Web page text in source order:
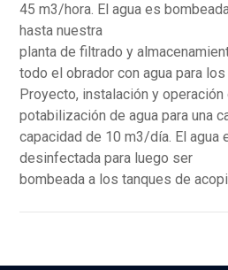
45 m3/hora. El agua es
hasta nuestra
planta de filtrado y
todo el obrador con agua para
Proyecto, instalación y operación
potabilización de agua para una
capacidad de 10 m3/día. El agua
desinfectada para luego ser
bombeada a los tanques de